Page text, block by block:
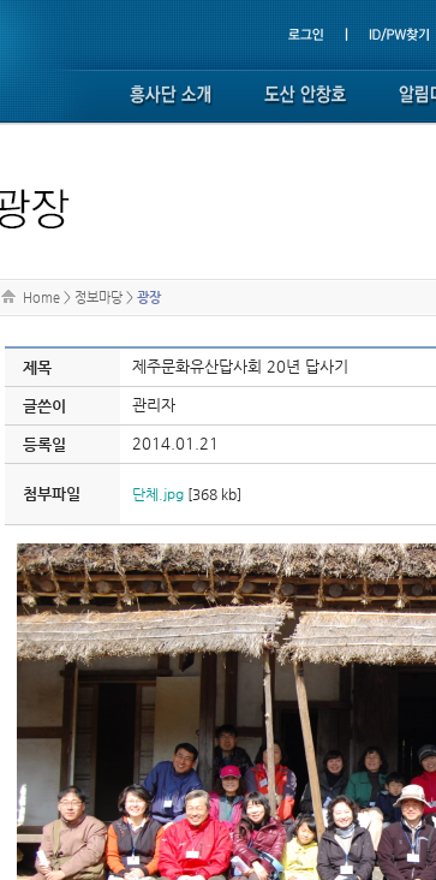
Home > 정보마당 > 광장
제목 제주문화유산답사회 20년 답사기
글쓴이 관리자
등록일 2014.01.21
첨부파일 단체.jpg[368 kb]